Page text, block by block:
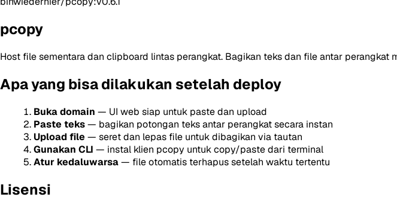
pcopy
Host file sementara dan clipboard lintas perangkat. Bagikan teks dan file antar perangkat
Apa yang bisa dilakukan setelah deploy
Buka domain — UI web siap untuk paste dan upload
Paste teks— bagikan potongan teks antar perangkat secara instan
Upload file — seret dan lepas file untuk dibagikan via tautan
Gunakan CLI — instal klien pcopy untuk copy/paste dari terminal
Atur kedaluwarsa— file otomatis terhapus setelah waktu tertentu
Lisensi